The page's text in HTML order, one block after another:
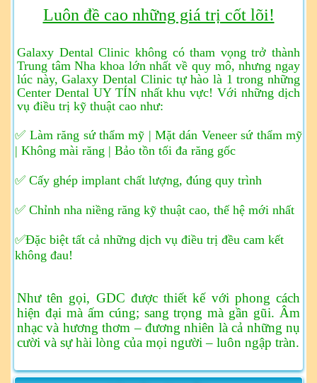
Luôn đề cao những giá trị cốt lõi!
Galaxy Dental Clinic không có tham vọng trở thành
Trung tâm Nha khoa lớn nhất về quy mô, nhưng ngay
lúc này, Galaxy Dental Clinic tự hào là 1 trong những
Center Dental UY TÍN nhất khu vực! Với những dịch
vụ điều trị kỹ thuật cao như:
✅ Làm răng sứ thẩm mỹ | Mặt dán Veneer sứ thẩm mỹ
| Không mài răng | Bảo tồn tối đa răng gốc
✅ Cấy ghép implant chất lượng, đúng quy trình
✅ Chỉnh nha niềng răng kỹ thuật cao, thế hệ mới nhất
✅Đặc biệt tất cả những dịch vụ điều trị đều cam kết
không đau!
Như tên gọi, GDC được thiết kế với phong cách
hiện đại mà ấm cúng; sang trọng mà gần gũi. Âm
nhạc và hương thơm – đương nhiên là cả những nụ
cười và sự hài lòng của mọi người – luôn ngập tràn.